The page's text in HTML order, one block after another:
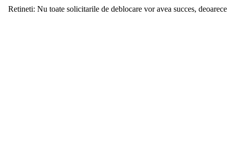
Retineti: Nu toate solicitarile de deblocare vor avea succes,